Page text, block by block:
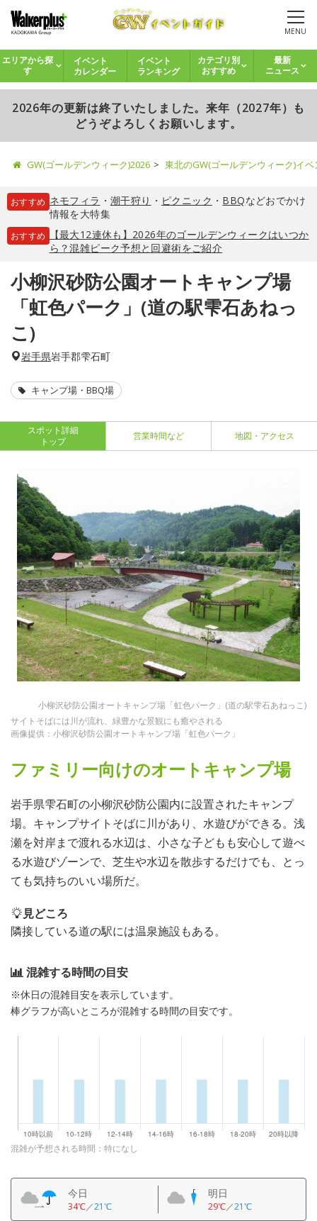
MENU
エリアから探
す
イベント
カレンダー
イベント
ランキング
カテゴリ別
おすすめ
最新
ニュース
2026年の更新は終了いたしました。来年（2027年）も
どうぞよろしくお願いします。
GW(ゴールデンウィーク)2026 東北のGW(ゴールデンウィーク)イ
おすすめ ネモフィラ ・ 潮干狩り ・ ピクニック ・ BBQなどおでかけ
情報を大特集
おすすめ
【最大12連休も】2026年のゴールデンウィークはいつか
ら？混雑ピーク予想と回避術をご紹介
小柳沢砂防公園オートキャンプ場
「虹色パーク」(道の駅雫石あねっ
こ)
岩手県岩手郡雫石町
キャンプ場・BBQ場
スポット詳細
トップ
営業時間など 地図・アクセス
小柳沢砂防公園オートキャンプ場「虹色パーク」(道の駅雫石あねっこ)
サイトそばには川が流れ、緑豊かな景観にも癒やされる
画像提供：小柳沢砂防公園オートキャンプ場「虹色パーク」
ファミリー向けのオートキャンプ場
岩手県雫石町の小柳沢砂防公園内に設置されたキャンプ
場。キャンプサイトそばに川があり、水遊びができる。浅
瀬を対岸まで渡れる水辺は、小さな子どもも安心して遊べ
る水遊びゾーンで、芝生や水辺を散歩するだけでも、とっ
ても気持ちのいい場所だ。
見どころ
隣接している道の駅には温泉施設もある。
混雑する時間の目安
※休日の混雑目安を表示しています。
棒グラフが高いところが混雑する時間の目安です。
混雑が予想される時間：特になし
今日
34℃／21℃
明日
29℃／21℃